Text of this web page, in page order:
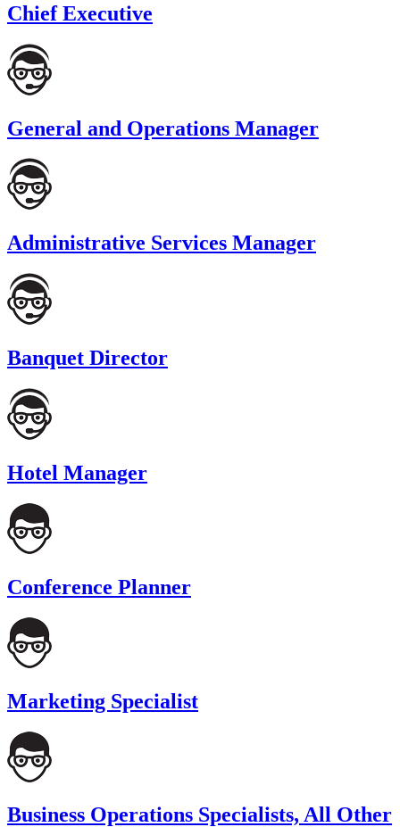
Chief Executive
General and Operations Manager
Administrative Services Manager
Banquet Director
Hotel Manager
Conference Planner
Marketing Specialist
Business Operations Specialists, All Other